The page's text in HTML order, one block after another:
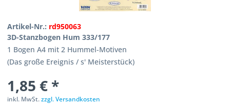
Artikel-Nr.: rd950063
3D-Stanzbogen Hum 333/177
1 Bogen A4 mit 2 Hummel-Motiven
(Das große Ereignis / s' Meisterstück)
1,85 € *
inkl. MwSt.zzgl. Versandkosten